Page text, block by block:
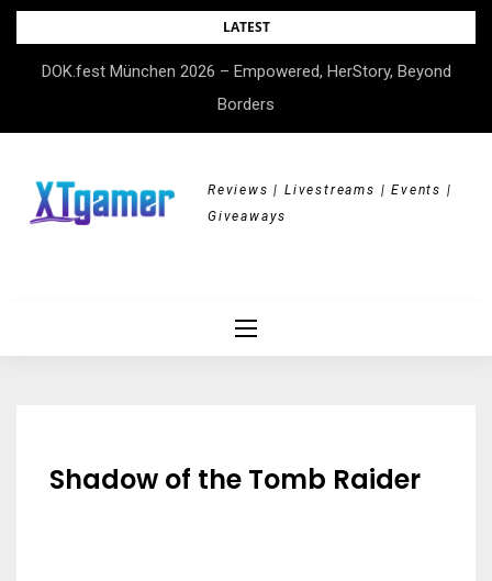
Skip
content
LATEST
DOK.fest München 2026 – Empowered, HerStory, Beyond
Borders
Reviews | Livestreams | Events |
Giveaways
Shadow of the Tomb Raider